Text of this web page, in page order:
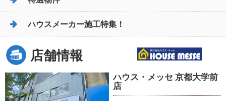
ハウスメーカー施工特集！
店舗情報
ハウス・メッセ 京都大学前
店